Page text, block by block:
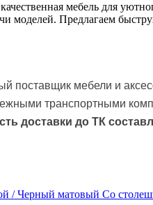
мебель для
моделей. Предлагаем
поставщик мебели и
транспортными
доставки до ТК